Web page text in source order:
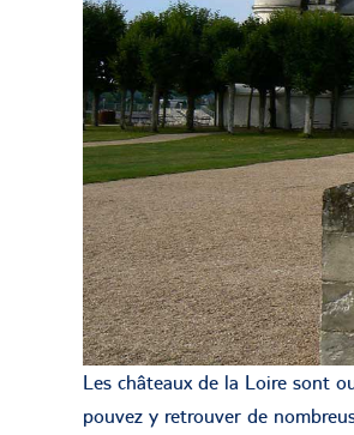
Les châteaux de la Loire sont
pouvez y retrouver de